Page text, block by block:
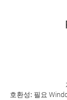
호환성: 필요